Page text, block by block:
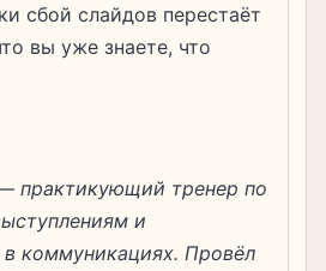
сбой слайдов перестаёт
вы уже знаете, что
практикующий тренер по
и
коммуникациях. Провёл